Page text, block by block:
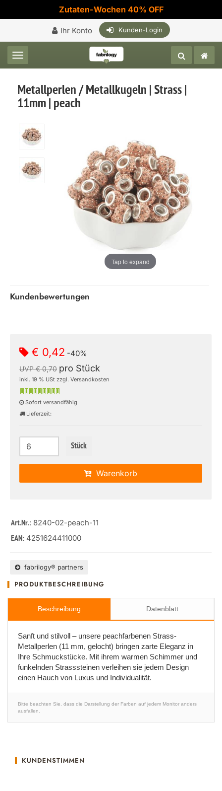
Zutaten-Wochen 40% OFF
Ihr Konto Kunden-Login
Toggle navigation
Metallperlen / Metallkugeln | Strass |
11mm | peach
Tap to expand
Kundenbewertungen
€ 0,42 -40%
UVP € 0,70 pro Stück
inkl. 19 % USt zzgl. Versandkosten
Sofort versandfähig
Lieferzeit:
Stück
Warenkorb
Art.Nr.: 8240-02-peach-11
EAN: 4251624411000
fabrilogy® partners
PRODUKTBESCHREIBUNG
Beschreibung Datenblatt
Sanft und stilvoll – unsere peachfarbenen Strass-
Metallperlen (11 mm, gelocht) bringen zarte Eleganz in
Ihre Schmuckstücke. Mit ihrem warmen Schimmer und
funkelnden Strasssteinen verleihen sie jedem Design
einen Hauch von Luxus und Individualität.
Bitte beachten Sie, dass die Darstellung der Farben auf jedem Monitor anders
ausfallen.
KUNDENSTIMMEN